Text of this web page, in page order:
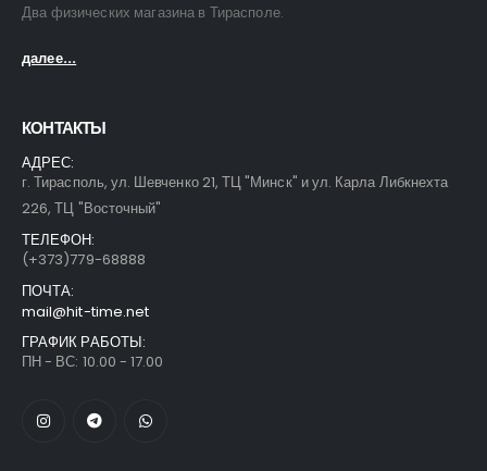
Два физических магазина в Тирасполе.
далее...
КОНТАКТЫ
АДРЕС:
г. Тирасполь, ул. Шевченко 21, ТЦ "Минск" и ул. Карла Либкнехта
226, ТЦ "Восточный"
ТЕЛЕФОН:
(+373)779-68888
ПОЧТА:
mail@hit-time.net
ГРАФИК РАБОТЫ:
ПН - ВС: 10.00 - 17.00